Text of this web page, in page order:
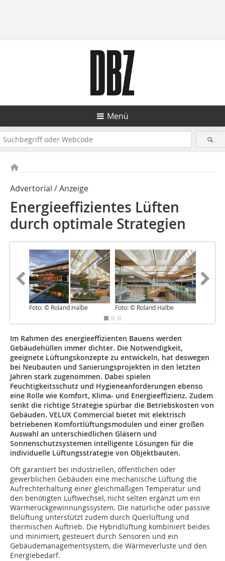
Menü
Advertorial / Anzeige
Energieeffizientes Lüften
durch optimale Strategien
Foto: © Roland Halbe Foto: © Roland Halbe
Im Rahmen des energieeffizienten Bauens werden
Gebäudehüllen immer dichter. Die Notwendigkeit,
geeignete Lüftungskonzepte zu entwickeln, hat deswegen
bei Neubauten und Sanierungsprojekten in den letzten
Jahren stark zugenommen. Dabei spielen
Feuchtigkeitsschutz und Hygieneanforderungen ebenso
eine Rolle wie Komfort, Klima- und Energieeffizienz. Zudem
senkt die richtige Strategie spürbar die Betriebskosten von
Gebäuden. VELUX Commercial bietet mit elektrisch
betriebenen Komfortlüftungsmodulen und einer großen
Auswahl an unterschiedlichen Gläsern und
Sonnenschutzsystemen intelligente Lösungen für die
individuelle Lüftungsstrategie von Objektbauten.
Oft garantiert bei industriellen, öffentlichen oder
gewerblichen Gebäuden eine mechanische Lüftung die
Aufrechterhaltung einer gleichmäßigen Temperatur und
den benötigten Luftwechsel, nicht selten ergänzt um ein
Wärmerückgewinnungssystem. Die natürliche oder passive
Belüftung unterstützt zudem durch Querlüftung und
thermischen Auftrieb. Die Hybridlüftung kombiniert beides
und minimiert, gesteuert durch Sensoren und ein
Gebäudemanagementsystem, die Wärmeverluste und den
Energiebedarf.